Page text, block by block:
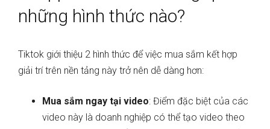
những hình thức nào?
Tiktok giới thiệu 2 hình thức để việc mua sắm kết hợp
giải trí trên nền tảng này trở nên dễ dàng hơn:
Mua sắm ngay tại video: Điểm đặc biệt của các
video này là doanh nghiệp có thể tạo video theo